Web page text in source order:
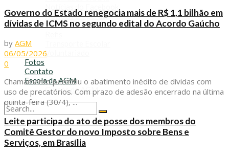
Notícias em geral
Prefeitos
Voluntariado
Fotos
Contato
Escola da AGM
Cursos da AGM
No Result
View All Result
Governo do Estado renegocia mais de R$ 1,1 bilhão em
dívidas de ICMS no segundo edital do Acordo Gaúcho
by AGM
06/05/2026
0
Chamamento permitiu o abatimento inédito de dívidas com
uso de precatórios. Com prazo de adesão encerrado na última
quinta-feira (30/4), ...
Leite participa do ato de posse dos membros do
Comitê Gestor do novo Imposto sobre Bens e
Serviços, em Brasília